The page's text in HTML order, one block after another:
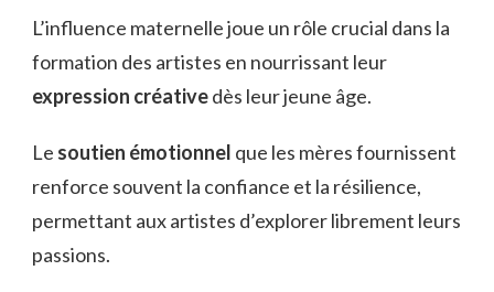
L’influence maternelle joue un rôle crucial dans la
formation des artistes en nourrissant leur
expression créativedès leur jeune âge.
Le soutien émotionnel que les mères fournissent
renforce souvent la confiance et la résilience,
permettant aux artistes d’explorer librement leurs
passions.